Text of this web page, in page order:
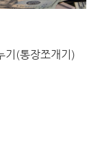
기(통장쪼개기)